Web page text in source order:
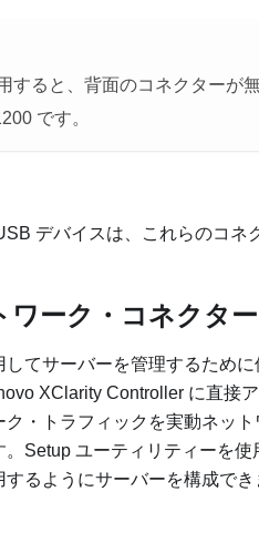
ると、背面のコネクターが
です。
デバイスは、これらのコネ
ーク・コネクター
てサーバーを管理するため
XClarity Controller に直接
・トラフィックを実動ネッ
Setup ユーティリティーを使
るようにサーバーを構成でき